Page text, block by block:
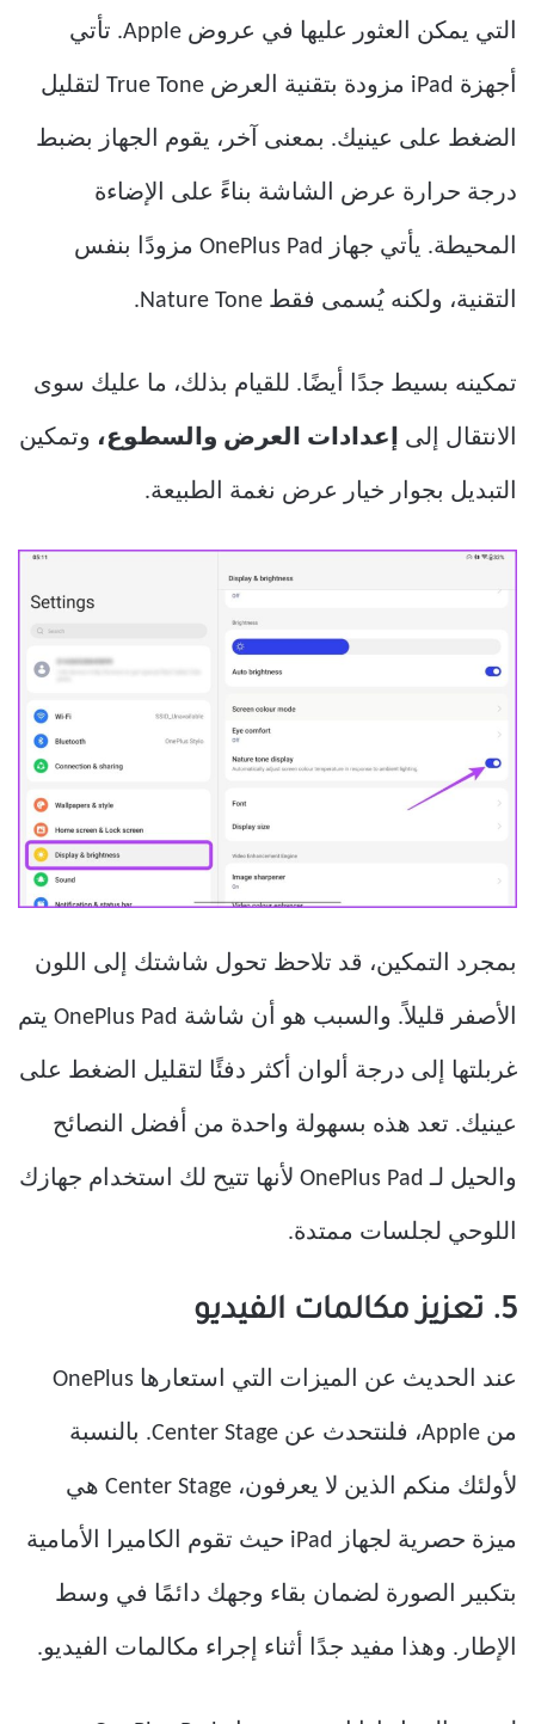
التي يمكن العثور عليها في عروض Apple. تأتي
أجهزة iPad مزودة بتقنية العرض True Tone لتقليل
الضغط على عينيك. بمعنى آخر، يقوم الجهاز بضبط
درجة حرارة عرض الشاشة بناءً على الإضاءة
المحيطة. يأتي جهاز OnePlus Pad مزودًا بنفس
التقنية، ولكنه يُسمى فقط Nature Tone.
تمكينه بسيط جدًا أيضًا. للقيام بذلك، ما عليك سوى
الانتقال إلى إعدادات العرض والسطوع، وتمكين
التبديل بجوار خيار عرض نغمة الطبيعة.
بمجرد التمكين، قد تلاحظ تحول شاشتك إلى اللون
الأصفر قليلاً. والسبب هو أن شاشة OnePlus Pad يتم
غربلتها إلى درجة ألوان أكثر دفئًا لتقليل الضغط على
عينيك. تعد هذه بسهولة واحدة من أفضل النصائح
والحيل لـ OnePlus Pad لأنها تتيح لك استخدام جهازك
اللوحي لجلسات ممتدة.
5. تعزيز مكالمات الفيديو
عند الحديث عن الميزات التي استعارها OnePlus
من Apple، فلنتحدث عن Center Stage. بالنسبة
لأولئك منكم الذين لا يعرفون، Center Stage هي
ميزة حصرية لجهاز iPad حيث تقوم الكاميرا الأمامية
بتكبير الصورة لضمان بقاء وجهك دائمًا في وسط
الإطار. وهذا مفيد جدًا أثناء إجراء مكالمات الفيديو.